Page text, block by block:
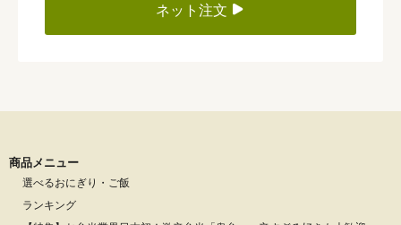
ネット注文
商品メニュー
選べるおにぎり・ご飯
ランキング